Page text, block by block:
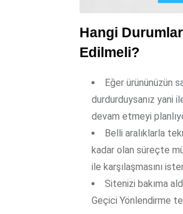
Hangi
Edilmeli?
Eğer ürününüzün
durdurduysanız yani
devam etmeyi
Belli aralıklarla
kadar olan süreçte
ile karşılaşmasını
Sitenizi bakıma
Geçici Yönlendirme